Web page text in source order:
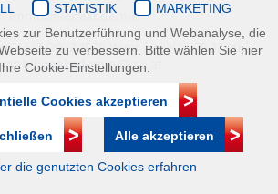
Immobilienakademie
2.OG/2 1070 Wien | +43(1)505 32 50 |
STATISTIK
MARKETING
zur Benutzerführung und Webanalyse, die
zu verbessern. Bitte wählen Sie hier
Ihre Cookie-Einstellungen.
Cookies akzeptieren
Alle akzeptieren
die genutzten Cookies erfahren